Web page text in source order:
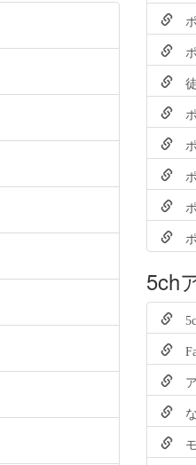
ポ
ポ
徒
ポ
ポ
ポ
ポ
5ch
ア
な
モ